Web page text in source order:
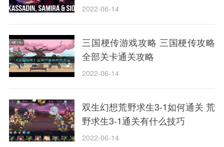
2022-06-14
三国梗传游戏攻略 三国梗传攻略
全部关卡通关攻略
2022-06-14
双生幻想荒野求生3-1如何通关 荒
野求生3-1通关有什么技巧
2022-06-14